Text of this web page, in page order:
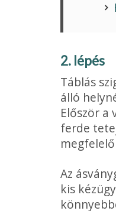
2. lépés
Táblás
álló
Először
ferde
Az
kis